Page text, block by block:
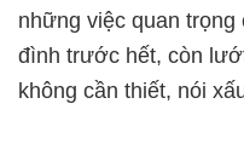
những việc quan trọng
đình trước hết, còn
không cần thiết, nói